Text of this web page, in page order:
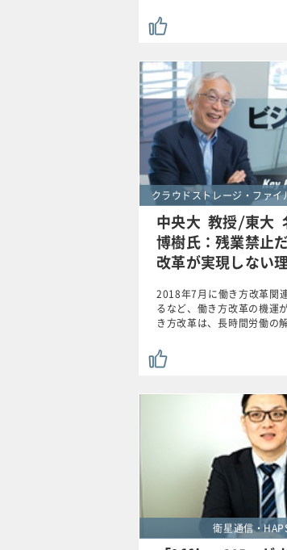
クラウドストレージ・ファ
中央大 教授/東大
博樹氏：残業禁止
改革が実現しない
2018年7月に働き方改革関
るなど、働き方改革の機運
き方改革は、長時間労働の
衛星通信・